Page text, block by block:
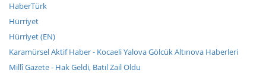
HaberTürk
Hürriyet
Hürriyet (EN)
Karamürsel Aktif Haber - Kocaeli Yalova Gölcük Altınova Haberleri
Millî Gazete - Hak Geldi, Batıl Zail Oldu